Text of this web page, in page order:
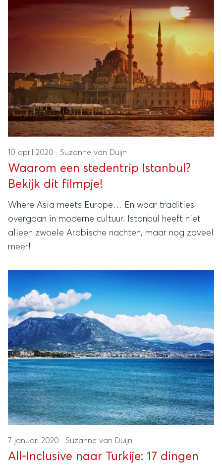
10 april 2020 · Suzanne van Duijn
Waarom een stedentrip Istanbul?
Bekijk dit filmpje!
Where Asia meets Europe… En waar tradities
overgaan in moderne cultuur. Istanbul heeft niet
alleen zwoele Arabische nachten, maar nog zoveel
meer!
7 januari 2020 · Suzanne van Duijn
All-Inclusive naar Turkije: 17 dingen